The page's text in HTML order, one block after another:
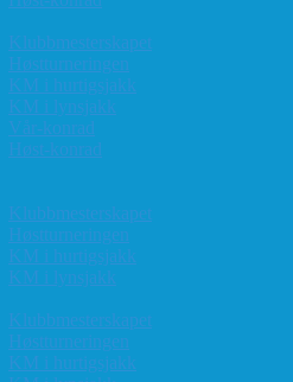
Klubbmesterskapet
Høstturneringen
KM i hurtigsjakk
KM i lynsjakk
Vår-konrad
Høst-konrad
Klubbmesterskapet
Høstturneringen
KM i hurtigsjakk
KM i lynsjakk
Klubbmesterskapet
Høstturneringen
KM i hurtigsjakk